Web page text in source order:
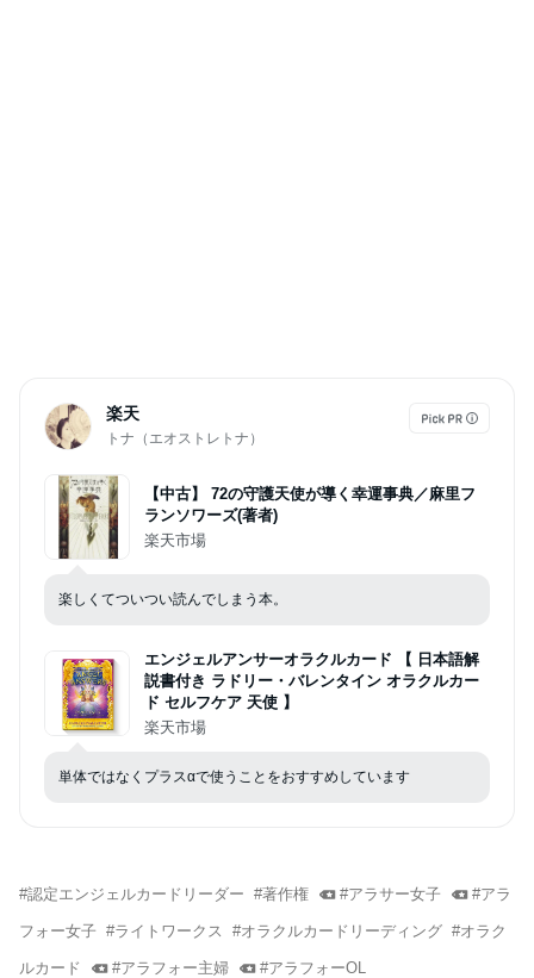
楽天
トナ（エオストレトナ）
【中古】 72の守護天使が導く幸運事典／麻里フ
ランソワーズ(著者)
楽天市場
楽しくてついつい読んでしまう本。
エンジェルアンサーオラクルカード 【 日本語解
説書付き ラドリー・バレンタイン オラクルカー
ド セルフケア 天使 】
楽天市場
単体ではなくプラスαで使うことをおすすめしています
#認定エンジェルカードリーダー #著作権 #アラサー女子 #アラ
フォー女子 #ライトワークス #オラクルカードリーディング #オラク
ルカード #アラフォー主婦 #アラフォーOL